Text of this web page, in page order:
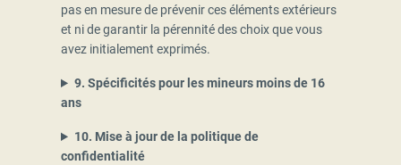
pas en mesure de prévenir ces éléments extérieurs
et ni de garantir la pérennité des choix que vous
avez initialement exprimés.
9. Spécificités pour les mineurs moins de 16
ans
10. Mise à jour de la politique de
confidentialité